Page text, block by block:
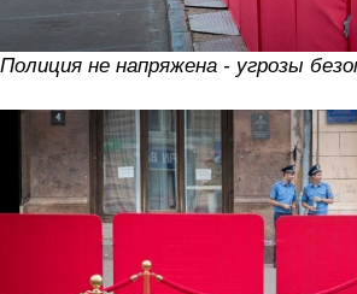
Полиция не напряжена - угрозы